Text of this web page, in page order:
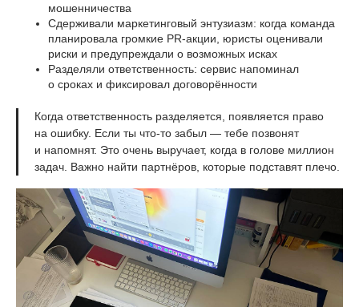
мошенничества
Сдерживали маркетинговый энтузиазм: когда команда
планировала громкие PR-акции, юристы оценивали
риски и предупреждали о возможных исках
Разделяли ответственность: сервис напоминал
о сроках и фиксировал договорённости
Когда ответственность разделяется, появляется право
на ошибку. Если ты что-то забыл — тебе позвонят
и напомнят. Это очень выручает, когда в голове миллион
задач. Важно найти партнёров, которые подставят плечо.